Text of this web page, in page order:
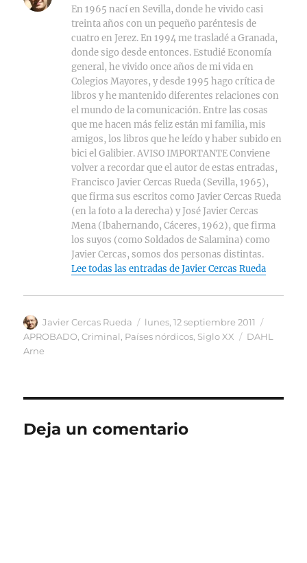
En 1965 nací en Sevilla, donde he vivido casi
treinta años con un pequeño paréntesis de
cuatro en Jerez. En 1994 me trasladé a Granada,
donde sigo desde entonces. Estudié Economía
general, he vivido once años de mi vida en
Colegios Mayores, y desde 1995 hago crítica de
libros y he mantenido diferentes relaciones con
el mundo de la comunicación. Entre las cosas
que me hacen más feliz están mi familia, mis
amigos, los libros que he leído y haber subido en
bici el Galibier. AVISO IMPORTANTE Conviene
volver a recordar que el autor de estas entradas,
Francisco Javier Cercas Rueda (Sevilla, 1965),
que firma sus escritos como Javier Cercas Rueda
(en la foto a la derecha) y José Javier Cercas
Mena (Ibahernando, Cáceres, 1962), que firma
los suyos (como Soldados de Salamina) como
Javier Cercas, somos dos personas distintas.
Lee todas las entradas de Javier Cercas Rueda
Autor
Javier Cercas Rueda
Publicado
el
lunes, 12 septiembre 2011
APROBADO ,Criminal Países nórdicos Siglo XX Etiquetas
DAHL
Arne
Deja un comentario